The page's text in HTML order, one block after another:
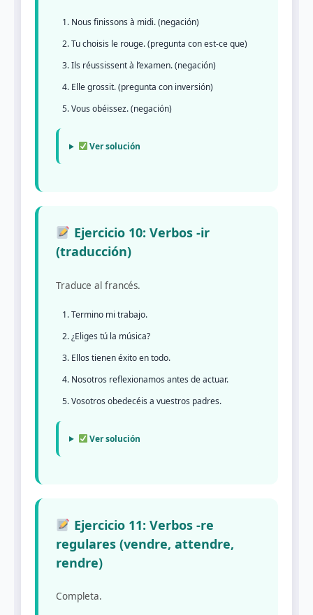
Nous finissons à midi. (negación)
Tu choisis le rouge. (pregunta con est-ce que)
Ils réussissent à l’examen. (negación)
Elle grossit. (pregunta con inversión)
Vous obéissez. (negación)
Ver solución
Ejercicio 10: Verbos -ir
(traducción)
Traduce al francés.
Termino mi trabajo.
¿Eliges tú la música?
Ellos tienen éxito en todo.
Nosotros reflexionamos antes de actuar.
Vosotros obedecéis a vuestros padres.
Ver solución
Ejercicio 11: Verbos -re
regulares (vendre, attendre,
rendre)
Completa.